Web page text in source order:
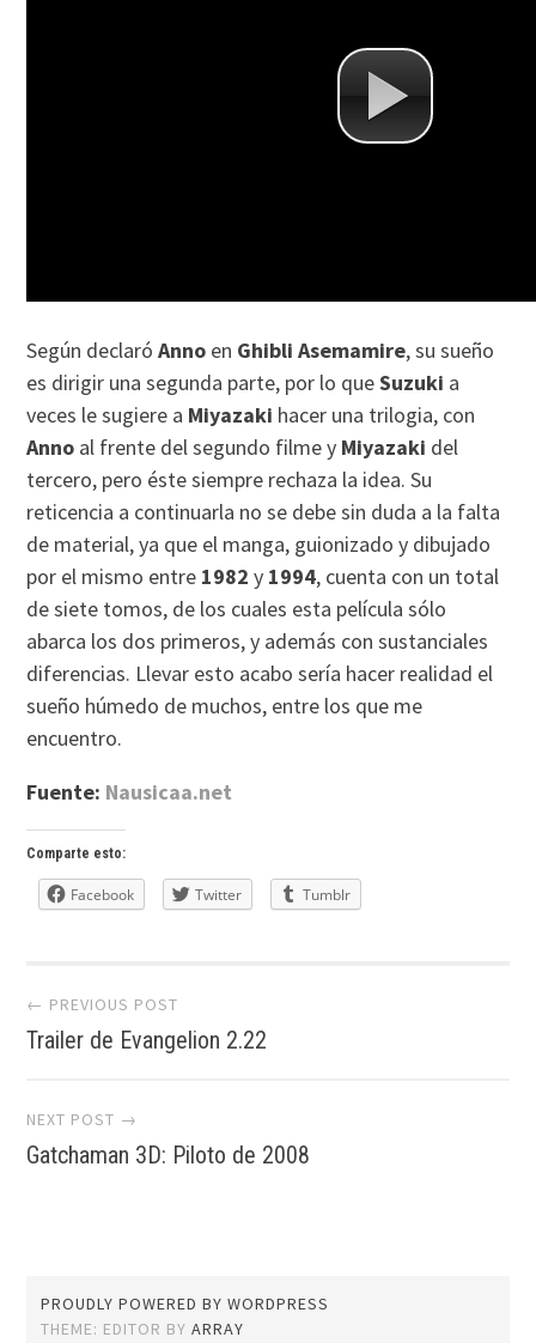
Según declaróAnno en Ghibli Asemamire, su sueño
es dirigir una segunda parte, por lo queSuzuki a
veces le sugiere a Miyazaki hacer una trilogia, con
Anno al frente del segundo filme y Miyazaki del
tercero, pero éste siempre rechaza la idea. Su
reticencia a continuarla no se debe sin duda a la falta
de material, ya que el manga, guionizado y dibujado
por el mismo entre 1982 y 1994, cuenta con un total
de siete tomos, de los cuales esta película sólo
abarca los dos primeros, y además con sustanciales
diferencias. Llevar esto acabo sería hacer realidad el
sueño húmedo de muchos, entre los que me
encuentro.
Fuente: Nausicaa.net
Comparte esto:
Facebook Twitter Tumblr
Post
navigation
← PREVIOUS POST
Trailer de Evangelion 2.22
NEXT POST →
Gatchaman 3D: Piloto de 2008
PROUDLY POWERED BY WORDPRESS
THEME: EDITOR BYARRAY